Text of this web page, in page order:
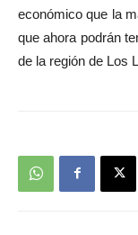
económico que la
que ahora podrán
de la región de Los